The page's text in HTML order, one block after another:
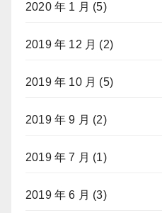
2020 年 1 月 (5)
2019 年 12 月 (2)
2019 年 10 月 (5)
2019 年 9 月 (2)
2019 年 7 月 (1)
2019 年 6 月 (3)